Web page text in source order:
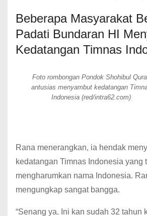
Beberapa Masyarakat
Padati Bundaran HI
Kedatangan Timnas
Foto rombongan Pondok Shohibul
antusias menyambut kedatangan
Indonesia (red/intra62.com)
Rana menerangkan, ia hendak
kedatangan Timnas Indonesia yang
mengharumkan nama Indonesia.
mengungkap sangat bangga.
“Senang ya. Ini kan sudah 32 tahun